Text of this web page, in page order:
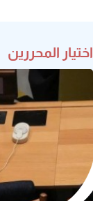
اختيار المحررين